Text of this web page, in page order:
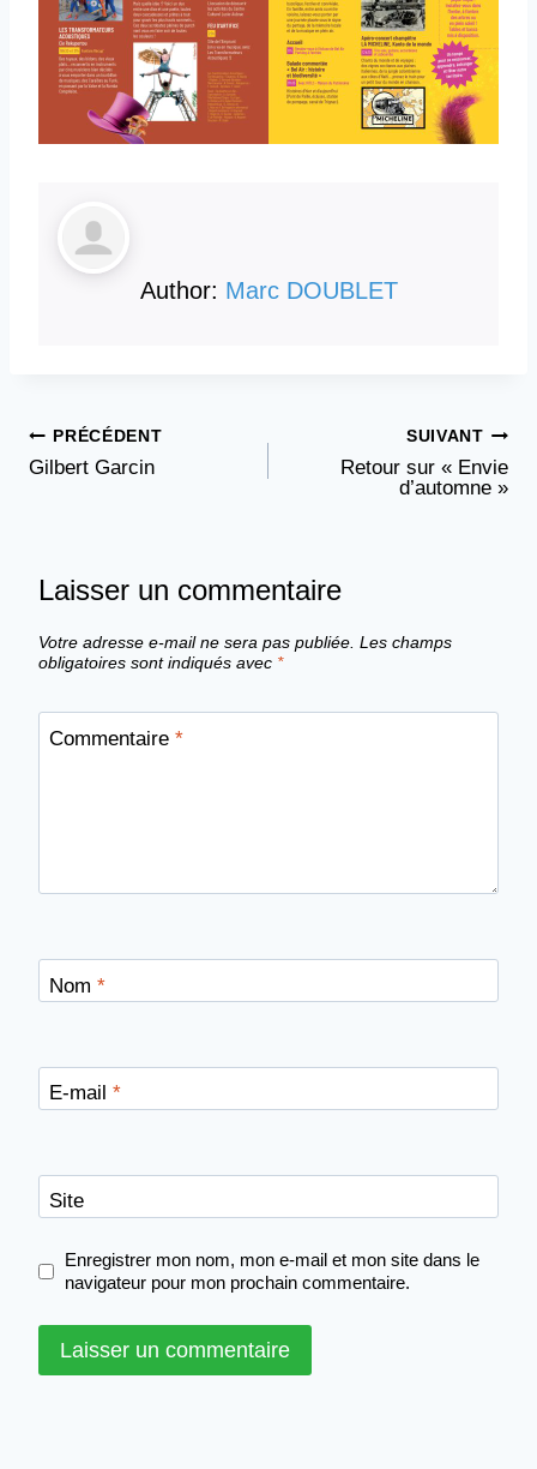
Author: Marc DOUBLET
Navigation
PRÉCÉDENT
Gilbert Garcin
SUIVANT
Retour sur « Envie
d’automne »
Laisser un commentaire
Votre adresse e-mail ne sera pas publiée. Les champs
obligatoires sont indiqués avec *
Commentaire *
Nom *
E-mail *
Site
Enregistrer mon nom, mon e-mail et mon site dans le
navigateur pour mon prochain commentaire.